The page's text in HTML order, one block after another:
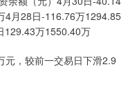
4月28日-116.76万1294.85
129.43万1550.40万
元，较前一交易日下滑2.9